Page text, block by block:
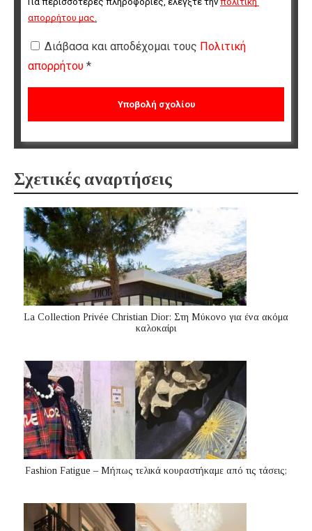
απορρήτου μας
Διάβασα και αποδέχομαι τους Πολιτική
απορρήτου *
Σχετικές αναρτήσεις
La Collection Privée Christian Dior: Στη Μύκονο για ένα ακόμα
καλοκαίρι
Fashion Fatigue – Μήπως τελικά κουραστήκαμε από τις τάσεις;